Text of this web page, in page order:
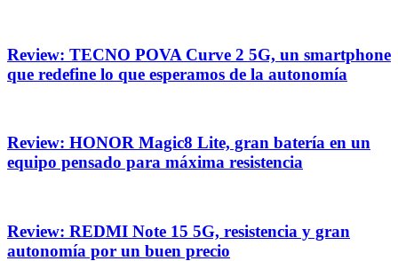
Review: TECNO POVA Curve 2 5G, un smartphone
que redefine lo que esperamos de la autonomía
Review: HONOR Magic8 Lite, gran batería en un
equipo pensado para máxima resistencia
Review: REDMI Note 15 5G, resistencia y gran
autonomía por un buen precio